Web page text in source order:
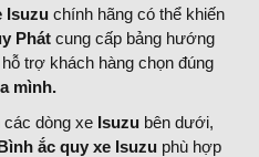
Isuzu chính hãng có thể khiến
Phát cung cấp bảng hướng
trợ khách hàng chọn đúng
mình.
dòng xe Isuzu bên dưới,
ắc quy xe Isuzu phù hợp